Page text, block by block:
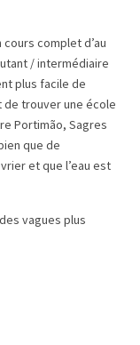
complet d’au
/ intermédiaire
plus facile de
de trouver une école
Portimão, Sagres
que de
et que l’eau est
vagues plus